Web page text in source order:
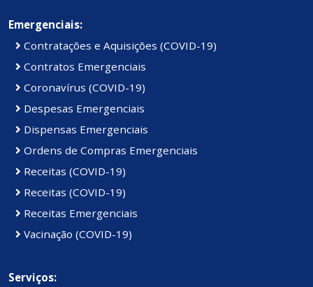
Emergenciais:
Contratações e Aquisições (COVID-19)
Contratos Emergenciais
Coronavírus (COVID-19)
Despesas Emergenciais
Dispensas Emergenciais
Ordens de Compras Emergenciais
Receitas (COVID-19)
Receitas (COVID-19)
Receitas Emergenciais
Vacinação (COVID-19)
Serviços: